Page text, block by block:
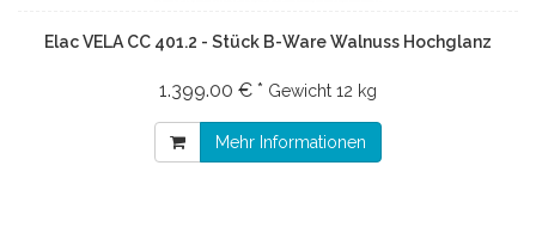
Elac VELA CC 401.2 - Stück B-Ware Walnuss Hochglanz
1.399.00 € * Gewicht 12 kg
Mehr Informationen